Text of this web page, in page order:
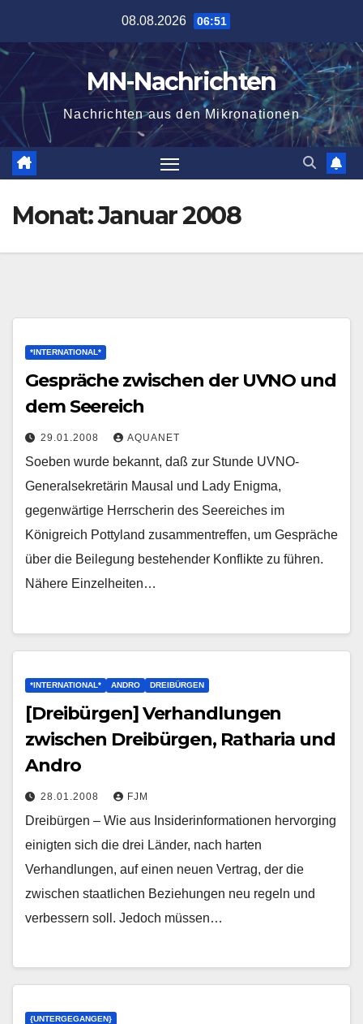
springen
08.08.2026 06:51
MN-Nachrichten
Nachrichten aus den Mikronationen
Monat:Januar 2008
*INTERNATIONAL*
Gespräche zwischen der UVNO und
dem Seereich
29.01.2008 AQUANET
Soeben wurde bekannt, daß zur Stunde UVNO-
Generalsekretärin Mausal und Lady Enigma,
gegenwärtige Herrscherin des Seereiches im
Königreich Pottyland zusammentreffen, um Gespräche
über die Beilegung bestehender Konflikte zu führen.
Nähere Einzelheiten…
*INTERNATIONAL* ANDRO DREIBÜRGEN
[Dreibürgen] Verhandlungen
zwischen Dreibürgen, Ratharia und
Andro
28.01.2008 FJM
Dreibürgen – Wie aus Insiderinformationen hervorging
einigten sich die drei Länder, nach harten
Verhandlungen, auf einen neuen Vertrag, der die
zwischen staatlichen Beziehungen neu regeln und
verbessern soll. Jedoch müssen…
{UNTERGEGANGEN}